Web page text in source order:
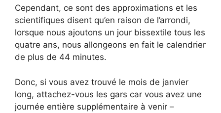
Cependant, ce sont des approximations et les
scientifiques disent qu’en raison de l’arrondi,
lorsque nous ajoutons un jour bissextile tous les
quatre ans, nous allongeons en fait le calendrier
de plus de 44 minutes.
Donc, si vous avez trouvé le mois de janvier
long, attachez-vous les gars car vous avez une
journée entière supplémentaire à venir –